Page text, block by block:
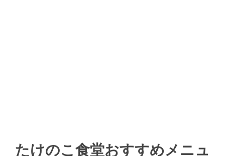
たけのこ食堂おすすめメニュ